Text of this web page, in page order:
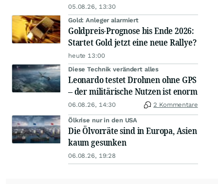
05.08.26, 13:30
Gold: Anleger alarmiert
Goldpreis-Prognose bis Ende 2026:
Startet Gold jetzt eine neue Rallye?
heute 13:00
Diese Technik verändert alles
Leonardo testet Drohnen ohne GPS
– der militärische Nutzen ist enorm
06.08.26, 14:30 2 Kommentare
Ölkrise nur in den USA
Die Ölvorräte sind in Europa, Asien
kaum gesunken
06.08.26, 19:28